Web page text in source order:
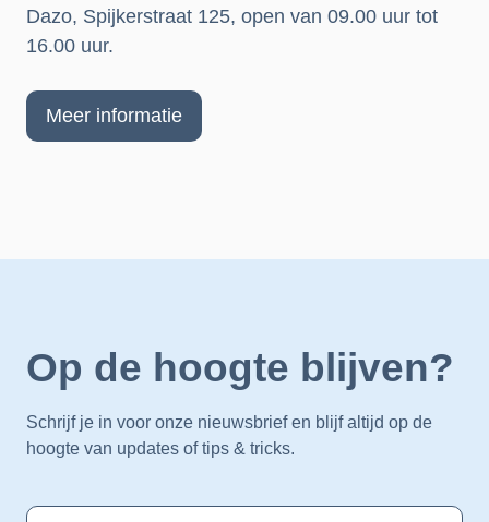
Dazo, Spijkerstraat 125, open van 09.00 uur tot
16.00 uur.
Meer informatie
Op de hoogte blijven?
Schrijf je in voor onze nieuwsbrief en blijf altijd op de
hoogte van updates of tips & tricks.